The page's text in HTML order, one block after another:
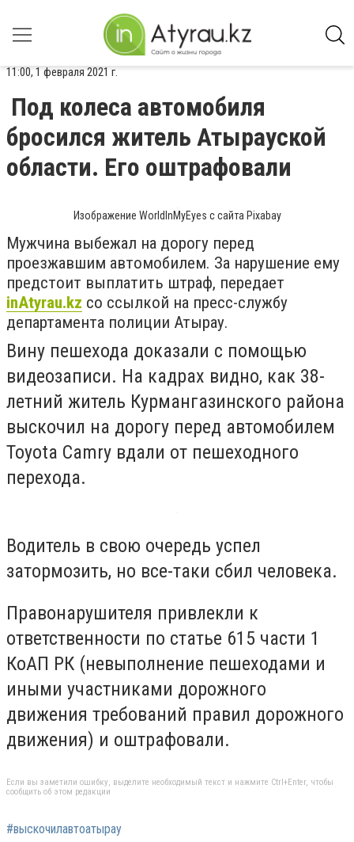
11:00, 1 февраля 2021 г.
Под колеса автомобиля
бросился житель Атырауской
области. Его оштрафовали
Изображение WorldInMyEyes с сайта Pixabay
Мужчина выбежал на дорогу перед
проезжавшим автомобилем. За нарушение ему
предстоит выплатить штраф, передает
inAtyrau.kz со ссылкой на пресс-службу
департамента полиции Атырау.
Вину пешехода доказали с помощью
видеозаписи. На кадрах видно, как 38-
летний житель Курмангазинского района
выскочил на дорогу перед автомобилем
Toyota Camry вдали от пешеходного
перехода.
Водитель в свою очередь успел
затормозить, но все-таки сбил человека.
Правонарушителя привлекли к
ответственности по статье 615 части 1
КоАП РК (невыполнение пешеходами и
иными участниками дорожного
движения требований правил дорожного
движения) и оштрафовали.
Если вы заметили ошибку, выделите необходимый текст и нажмите Ctrl+Enter, чтобы
сообщить об этом редакции
#выскочилавтоатырау